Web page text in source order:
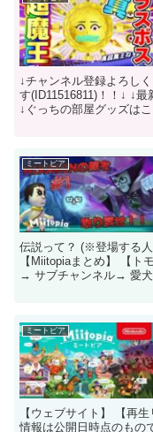
↓チャンネル登録よろし
す(ID11516811)！！↓ ↓
↓ぐっちの部屋グッズは
ミートピア
伝説って？ (※登場する
【Miitopiaまとめ】 【ト
→ サブチャンネル→ 愛
ミートピア
【ウェブサイト】 【再
情報は公開日時点のもの